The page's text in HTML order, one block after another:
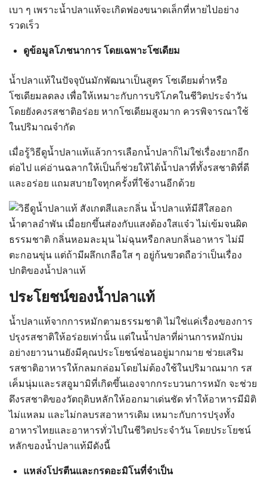
Search
เบา ๆ เพราะน้ำปลาแท้จะเกิดฟองขนาดเล็กที่หายไปอย่าง
รวดเร็ว
ดูข้อมูลโภชนาการ โดยเฉพาะโซเดียม
น้ำปลาแท้ในปัจจุบันมักพัฒนาเป็นสูตร โซเดียมต่ำหรือ
โซเดียมลดลง เพื่อให้เหมาะกับการบริโภคในชีวิตประจำวัน
โดยยังคงรสชาติอร่อย หากโซเดียมสูงมาก ควรพิจารณาใช้
ในปริมาณจำกัด
เมื่อรู้วิธีดูน้ำปลาแท้แล้วการเลือกน้ำปลาก็ไม่ใช่เรื่องยากอีก
ต่อไป แค่อ่านฉลากให้เป็นก็ช่วยให้ได้น้ำปลาที่ทั้งรสชาติที่ดี
และอร่อย แถมสบายใจทุกครั้งที่ใช้งานอีกด้วย
ประโยชน์ของน้ำปลาแท้
น้ำปลาแท้จากการหมักตามธรรมชาติ ไม่ใช่แค่เรื่องของการ
ปรุงรสชาติให้อร่อยเท่านั้น แต่ในน้ำปลาที่ผ่านการหมักบ่ม
อย่างยาวนานยังมีคุณประโยชน์ซ่อนอยู่มากมาย ช่วยเสริม
รสชาติอาหารให้กลมกล่อมโดยไม่ต้องใช้ในปริมาณมาก รส
เค็มนุ่มและรสอูมามิที่เกิดขึ้นเองจากกระบวนการหมัก จะช่วย
ดึงรสชาติของวัตถุดิบหลักให้ออกมาเด่นชัด ทำให้อาหารมีมิติ
ไม่แหลม และไม่กลบรสอาหารเดิม เหมาะกับการปรุงทั้ง
อาหารไทยและอาหารทั่วไปในชีวิตประจำวัน โดยประโยชน์
หลักของน้ำปลาแท้มีดังนี้
แหล่งโปรตีนและกรดอะมิโนที่จำเป็น